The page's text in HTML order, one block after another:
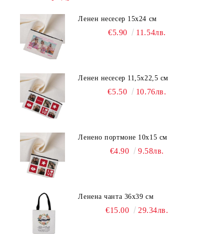
Ленен несесер 15х24 см
€5.90 11.54лв.
Ленен несесер 11,5х22,5 см
€5.50 10.76лв.
Ленено портмоне 10х15 см
€4.90 9.58лв.
Ленена чанта 36х39 см
€15.00 29.34лв.